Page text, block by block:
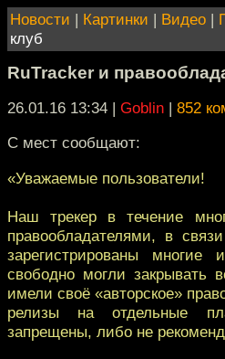
Новости | Картинки | Видео |
клуб
RuTracker и
26.01.16 13:34 | Goblin | 852
С мест сообщают:
«Уважаемые пользователи!
Наш трекер в течение
правообладателями, в
зарегистрированы многие
свободно могли закрывать
имели своё «авторское»
релизы на отдельные
запрещены, либо не